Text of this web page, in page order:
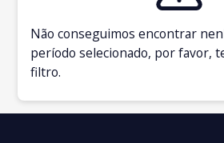
Não conseguimos encontrar
período selecionado, por favor,
filtro.